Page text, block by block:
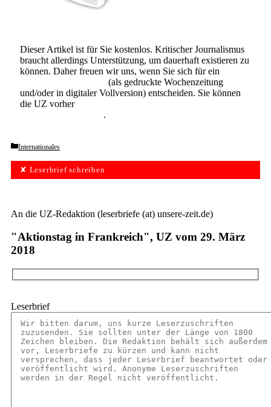
Dieser Artikel ist für Sie kostenlos. Kritischer Journalismus
braucht allerdings Unterstützung, um dauerhaft existieren zu
können. Daher freuen wir uns, wenn Sie sich für ein
(als gedruckte Wochenzeitung
und/oder in digitaler Vollversion) entscheiden. Sie können
die UZ vorher
.
Categories
Internationales
✘ Leserbrief schreiben
An die UZ-Redaktion (leserbriefe (at) unsere-zeit.de)
"Aktionstag in Frankreich", UZ vom 29. März
2018
Leserbrief